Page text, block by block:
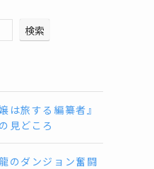
検索
は旅する編纂者』
見どころ
のダンジョン奮闘